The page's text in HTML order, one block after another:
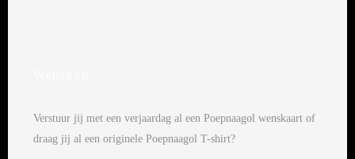
Verstuur jij met een verjaardag al een Poepnaagol wenskaart of
draag jij al een originele Poepnaagol T-shirt?